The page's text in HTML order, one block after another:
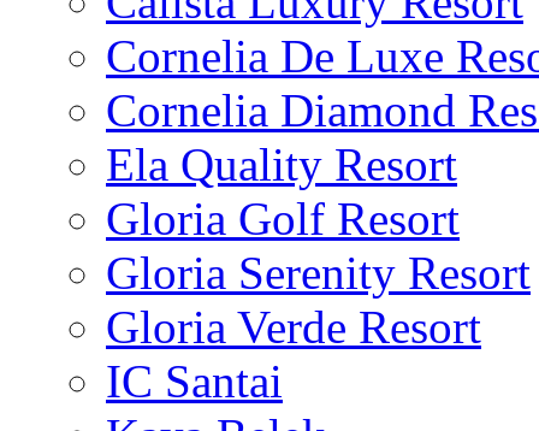
Cornelia De Luxe
Cornelia Diamond
Ela Quality Resort
Gloria Golf Resort
Gloria Serenity Resort
Gloria Verde Resort
IC Santai